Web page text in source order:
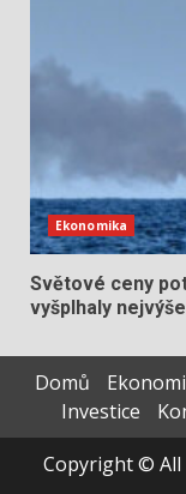
Ekonomika
Světové ceny
vyšplhaly
Domů
Investice
Copyright © All